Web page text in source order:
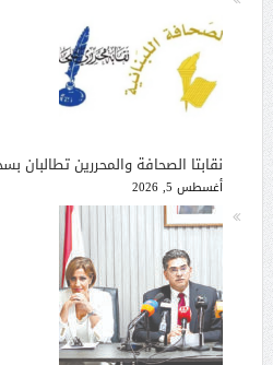
نقابتا الصحافة والمحررين تطالبان
أغسطس 5, 2026